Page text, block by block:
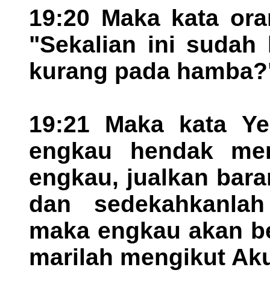
19:20 Maka kata
"Sekalian ini sudah
kurang pada
19:21 Maka kata
engkau hendak
engkau, jualkan
dan
maka engkau akan
marilah mengikut